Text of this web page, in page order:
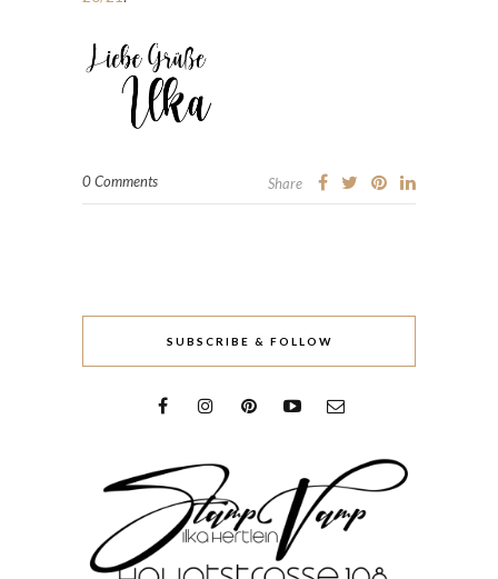
0 Comments Share
SUBSCRIBE & FOLLOW